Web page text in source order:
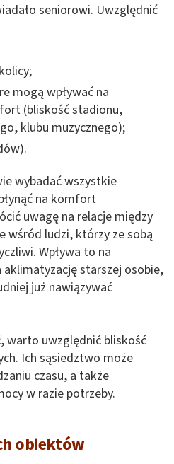
seniorowi. Uwzględnić
mogą wpływać na
(bliskość stadionu,
klubu muzycznego);
wybadać wszystkie
na komfort
uwagę na relacje między
wśród ludzi, którzy ze sobą
Wpływa to na
aklimatyzację starszej osobie,
już nawiązywać
warto uwzględnić bliskość
Ich sąsiedztwo może
czasu, a także
w razie potrzeby.
obiektów